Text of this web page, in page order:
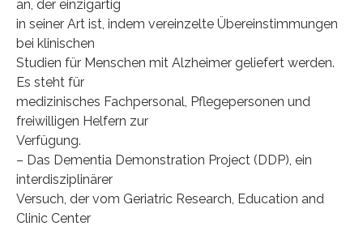
an, der einzigartig
in seiner Art ist, indem vereinzelte Übereinstimmungen
bei klinischen
Studien für Menschen mit Alzheimer geliefert werden.
Es steht für
medizinisches Fachpersonal, Pflegepersonen und
freiwilligen Helfern zur
Verfügung.
– Das Dementia Demonstration Project (DDP), ein
interdisziplinärer
Versuch, der vom Geriatric Research, Education and
Clinic Center